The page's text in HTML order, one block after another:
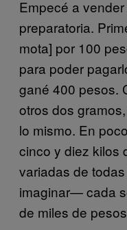
Empecé a
preparatoria.
mota] por 100
para poder
gané 400 pesos.
otros dos
lo mismo. En
cinco y diez kilos
variadas de
imaginar— cada
de miles de